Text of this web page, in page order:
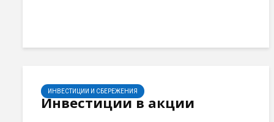
ИНВЕСТИЦИИ И СБЕРЕЖЕНИЯ
Инвестиции в акции